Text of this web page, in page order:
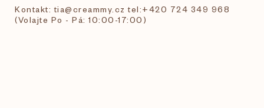
Kontakt: tia@creammy.cz tel:+420 724 349 968
(Volajte Po - Pá: 10:00-17:00)